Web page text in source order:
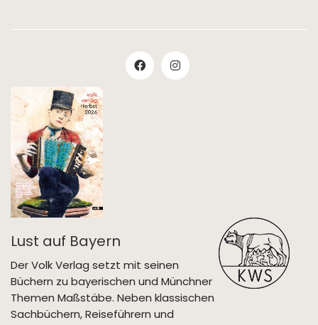
Lust auf Bayern
Der Volk Verlag setzt mit seinen
Büchern zu bayerischen und Münchner
Themen Maßstäbe. Neben klassischen
Sachbüchern, Reiseführern und